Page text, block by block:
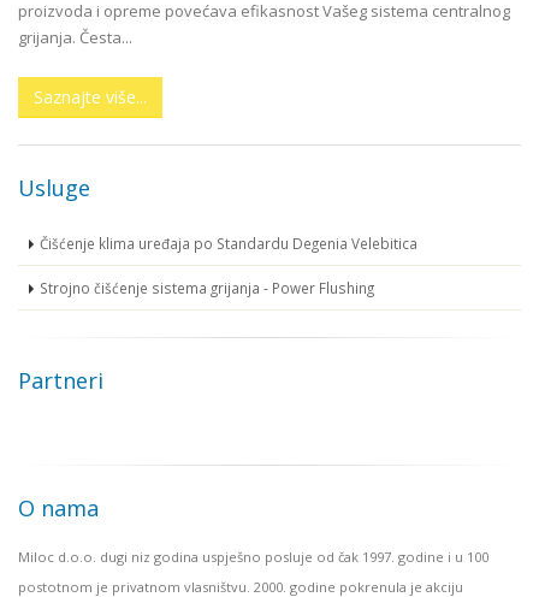
proizvoda i opreme povećava efikasnost Vašeg sistema centralnog
grijanja. Česta...
Saznajte više...
Usluge
Čišćenje klima uređaja po Standardu Degenia Velebitica
Strojno čišćenje sistema grijanja - Power Flushing
Partneri
O nama
Miloc d.o.o. dugi niz godina uspješno posluje od čak 1997. godine i u 100
postotnom je privatnom vlasništvu. 2000. godine pokrenula je akciju